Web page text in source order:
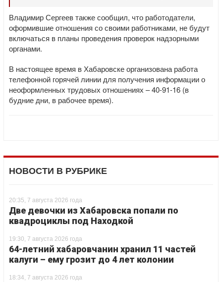
Владимир Сергеев также сообщил, что работодатели,
оформившие отношения со своими работниками, не будут
включаться в планы проведения проверок надзорными
органами.
В настоящее время в Хабаровске организована работа
телефонной горячей линии для получения информации о
неоформленных трудовых отношениях – 40-91-16 (в
будние дни, в рабочее время).
НОВОСТИ В РУБРИКЕ
20:35, 7 августа 2026 года
Две девочки из Хабаровска попали по
квадроциклы под Находкой
19:30, 7 августа 2026 года
64-летний хабаровчанин хранил 11 частей
калуги – ему грозит до 4 лет колонии
18:34, 7 августа 2026 года